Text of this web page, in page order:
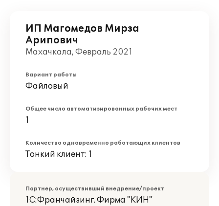
ИП Магомедов Мирза
Арипович
Махачкала, Февраль 2021
Вариант работы
Файловый
Общее число автоматизированных рабочих мест
1
Количество одновременно работающих клиентов
Тонкий клиент: 1
Партнер, осуществивший внедрение/проект
1С:Франчайзинг. Фирма "КИН"